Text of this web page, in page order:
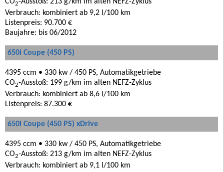
2
Verbrauch: kombiniert ab 9,2 l/100 km
Listenpreis: 90.700 €
Baujahre: bis 06/2012
650i Coupe (450 PS)
4395 ccm • 330 kw / 450 PS, Automatikgetriebe
CO2-Ausstoß: 199 g/km im alten NEFZ-Zyklus
Verbrauch: kombiniert ab 8,6 l/100 km
Listenpreis: 87.300 €
650i Coupe (450 PS) xDrive
4395 ccm • 330 kw / 450 PS, Automatikgetriebe
CO2-Ausstoß: 213 g/km im alten NEFZ-Zyklus
Verbrauch: kombiniert ab 9,1 l/100 km